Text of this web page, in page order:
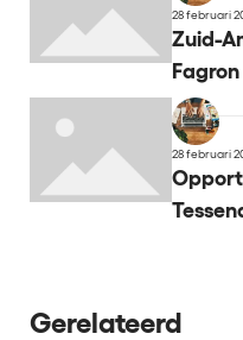
28 februari
Zuid-
Fagron
28 februari
Gerelateerd